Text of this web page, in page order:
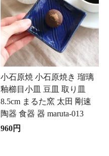
小石原焼 小石原焼き 瑠璃
釉櫛目小皿 豆皿 取り皿
8.5cm まるた窯 太田 剛速
陶器 食器 器 maruta-013
960円